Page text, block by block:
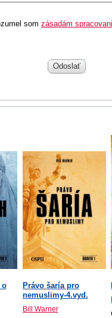
som zásadám
Odoslať
o
Právo šaría pro
nemuslimy-4.vyd.
Bill Warner